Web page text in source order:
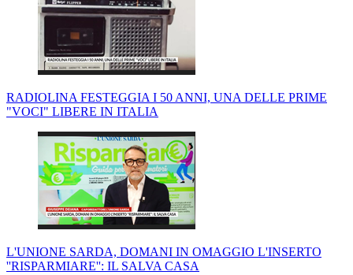
RADIOLINA FESTEGGIA I 50 ANNI, UNA DELLE PRIME
"VOCI" LIBERE IN ITALIA
L'UNIONE SARDA, DOMANI IN OMAGGIO L'INSERTO
''RISPARMIARE'': IL SALVA CASA